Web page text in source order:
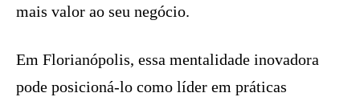
mais valor ao seu negócio.
Em Florianópolis, essa mentalidade inovadora
pode posicioná-lo como líder em práticas